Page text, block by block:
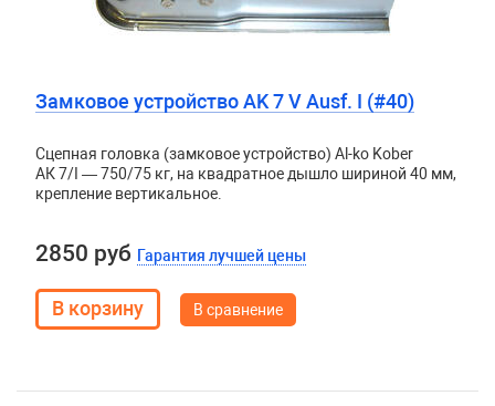
Замковое устройство AK 7 V Ausf. I (#40)
Сцепная головка (замковое устройство) Al-ko Kober
АК 7/I — 750/75 кг, на квадратное дышло шириной 40 мм,
крепление вертикальное.
2850 руб Гарантия лучшей цены
В сравнение